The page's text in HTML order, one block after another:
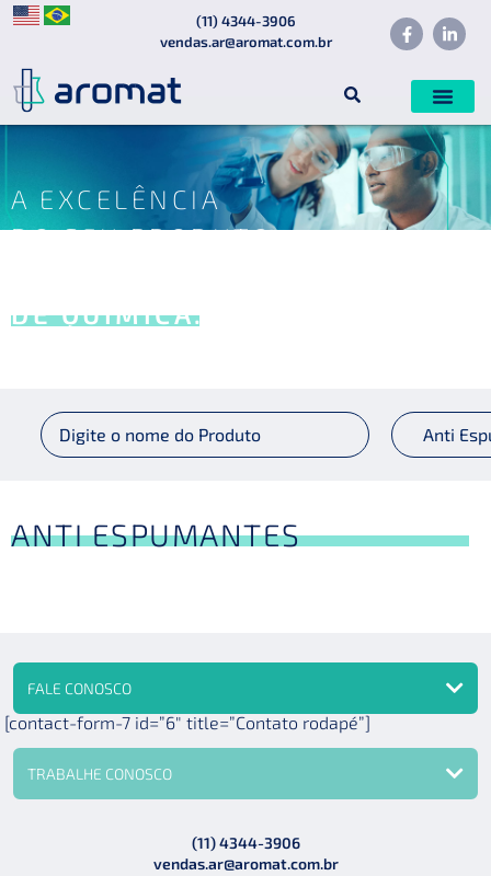
(11) 4344-3906
vendas.ar@aromat.com.br
A EXCELÊNCIA
DO SEU PRODUTO
DE QUÍMICA.
ANTI ESPUMANTES
FALE CONOSCO
[contact-form-7 id=”6″ title=”Contato rodapé”]
TRABALHE CONOSCO
(11) 4344-3906
vendas.ar@aromat.com.br